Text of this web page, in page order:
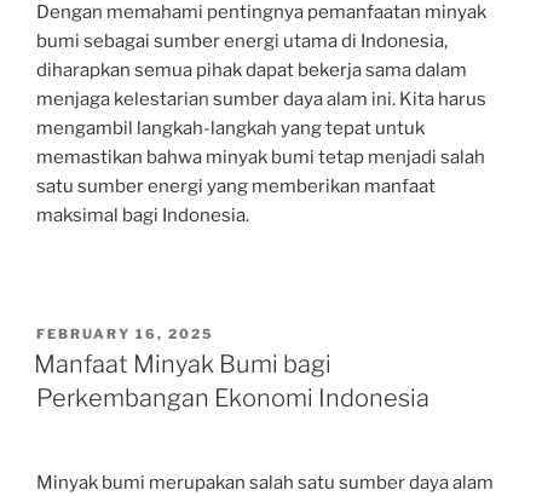
Dengan memahami pentingnya pemanfaatan minyak
bumi sebagai sumber energi utama di Indonesia,
diharapkan semua pihak dapat bekerja sama dalam
menjaga kelestarian sumber daya alam ini. Kita harus
mengambil langkah-langkah yang tepat untuk
memastikan bahwa minyak bumi tetap menjadi salah
satu sumber energi yang memberikan manfaat
maksimal bagi Indonesia.
POSTED
ON
FEBRUARY 16, 2025
Manfaat Minyak Bumi bagi
Perkembangan Ekonomi Indonesia
Minyak bumi merupakan salah satu sumber daya alam